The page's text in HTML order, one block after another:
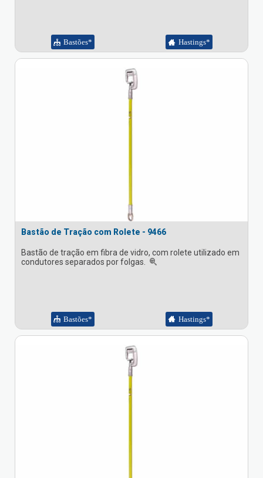
Bastões* Hastings*
Bastão de Tração com Rolete - 9466
Bastão de tração em fibra de vidro, com rolete utilizado em
condutores separados por folgas.
Bastões* Hastings*